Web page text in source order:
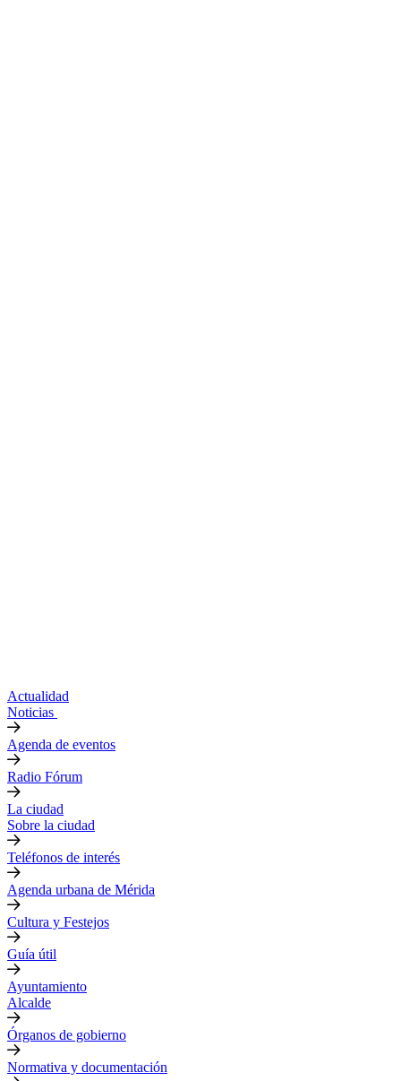
Actualidad
Noticias
Agenda de eventos
Radio Fórum
La ciudad
Sobre la ciudad
Teléfonos de interés
Agenda urbana de Mérida
Cultura y Festejos
Guía útil
Ayuntamiento
Alcalde
Órganos de gobierno
Normativa y documentación